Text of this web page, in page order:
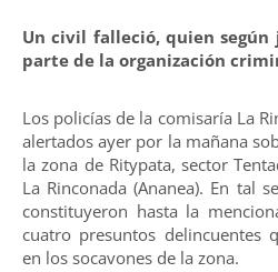
Un civil falleció, quien según
parte de la organización
Los policías de la comisaría La
alertados ayer por la mañana
la zona de Ritypata, sector
La Rinconada (Ananea). En tal
constituyeron hasta la
cuatro presuntos delincuentes
en los socavones de la zona.